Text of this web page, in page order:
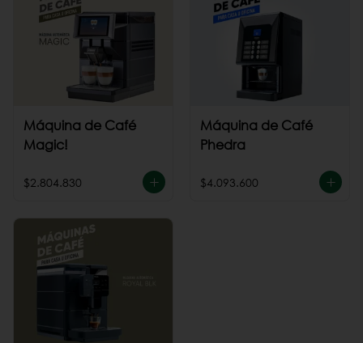
Máquina de Café
Magic!
$2.804.830
Máquina de Café
Phedra
$4.093.600